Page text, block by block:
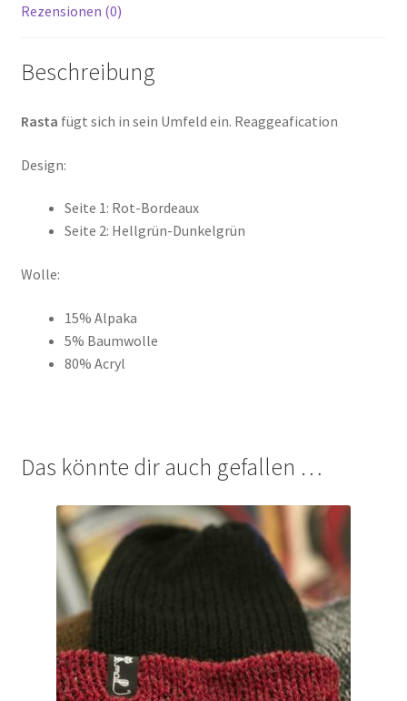
Rezensionen (0)
Beschreibung
Rasta fügt sich in sein Umfeld ein. Reaggeafication
Design:
Seite 1: Rot-Bordeaux
Seite 2: Hellgrün-Dunkelgrün
Wolle:
15% Alpaka
5% Baumwolle
80% Acryl
Das könnte dir auch gefallen …